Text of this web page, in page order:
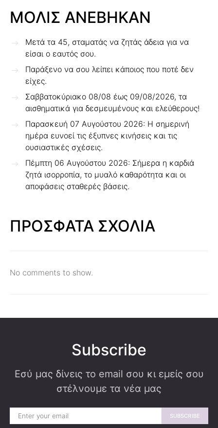
ΜΟΛΙΣ ΑΝΕΒΗΚΑΝ
Μετά τα 45, σταματάς να ζητάς άδεια για να
είσαι ο εαυτός σου.
Παράξενο να σου λείπει κάποιος που ποτέ δεν
είχες.
Σαββατοκύριακο 08/08 έως 09/08/2026, τα
αισθηματικά για δεσμευμένους και ελεύθερους!
Παρασκευή 07 Αυγούστου 2026: Η σημερινή
ημέρα ευνοεί τις έξυπνες κινήσεις και τις
ουσιαστικές σχέσεις.
Πέμπτη 06 Αυγούστου 2026: Σήμερα η καρδιά
ζητά ισορροπία, το μυαλό καθαρότητα και οι
αποφάσεις σταθερές βάσεις.
ΠΡΟΣΦΑΤΑ ΣΧΟΛΙΑ
No comments to show.
Subscribe
Εσύ μας δίνεις το email σου κι εμείς σου
στέλνουμε τα νέα μας
SUBSCRIBE